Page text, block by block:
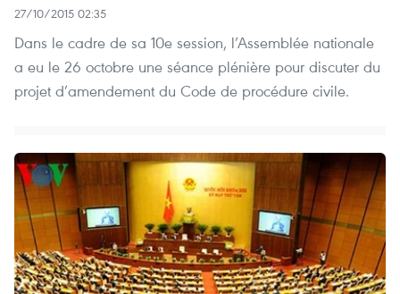
27/10/2015 02:35
Dans le cadre de sa 10e session, l’Assemblée nationale
a eu le 26 octobre une séance plénière pour discuter du
projet d’amendement du Code de procédure civile.